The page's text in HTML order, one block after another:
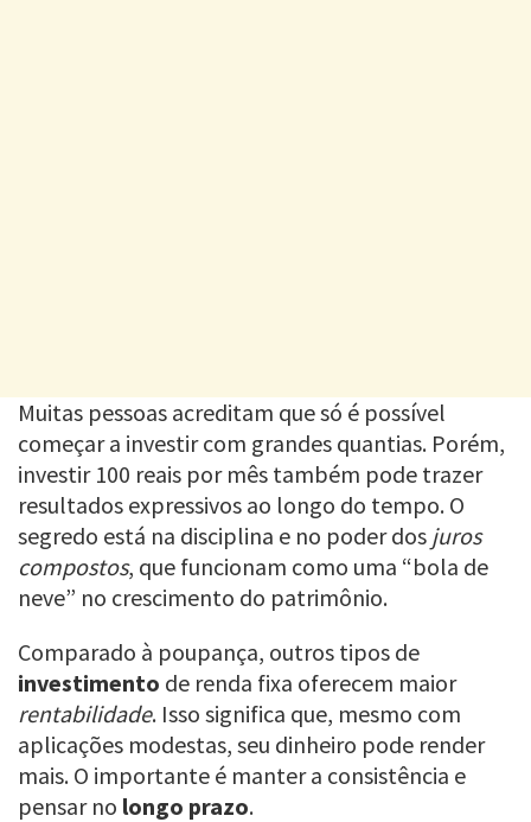
Muitas pessoas acreditam que só é possível
começar a investir com grandes quantias. Porém,
investir 100 reais por mês também pode trazer
resultados expressivos ao longo do tempo. O
segredo está na disciplina e no poder dos juros
compostos, que funcionam como uma “bola de
neve” no crescimento do patrimônio.
Comparado à poupança, outros tipos de
investimento de renda fixa oferecem maior
rentabilidade. Isso significa que, mesmo com
aplicações modestas, seu dinheiro pode render
mais. O importante é manter a consistência e
pensar no longo prazo.